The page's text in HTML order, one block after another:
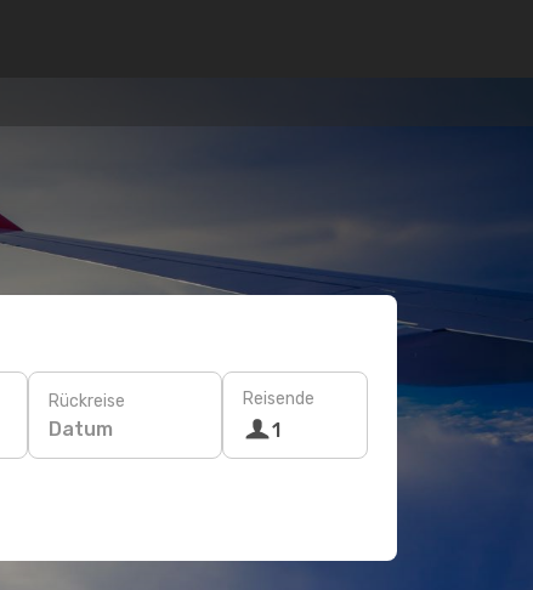
Rückreise
Datum
Reisende
1